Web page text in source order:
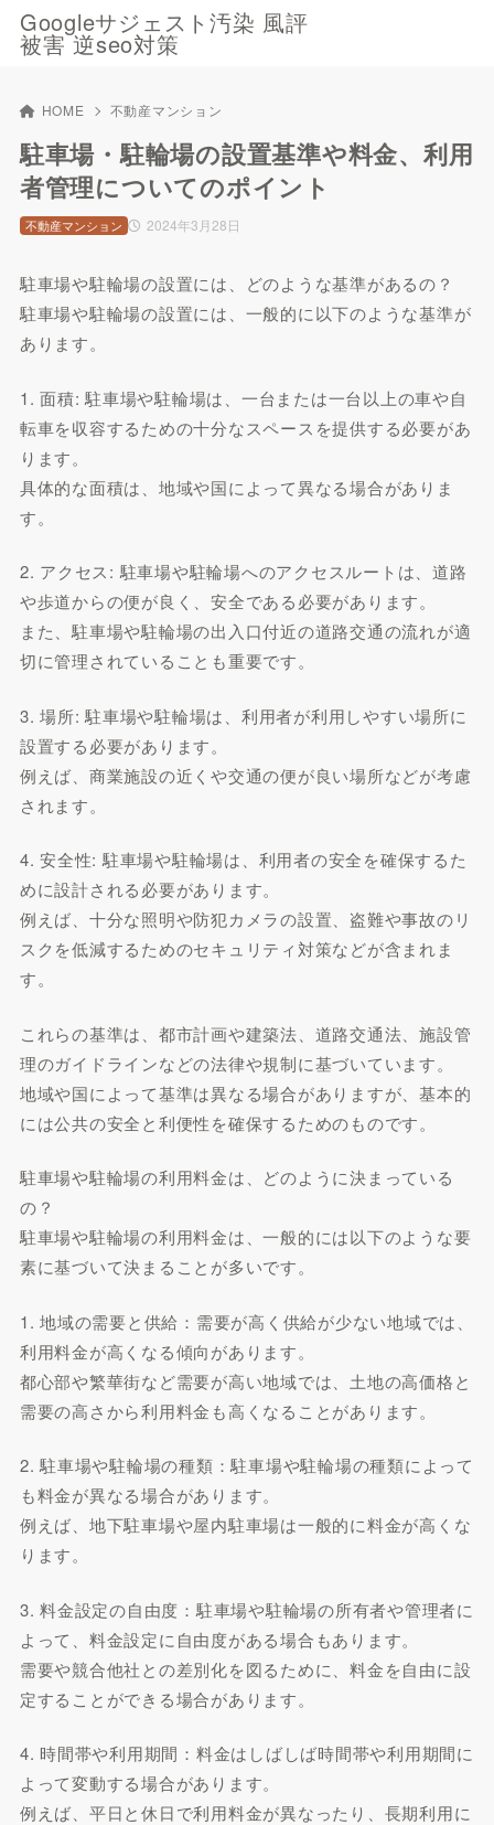
Googleサジェスト汚染 風評
被害 逆seo対策
HOME 不動産マンション
駐車場・駐輪場の設置基準や料金、利用
者管理についてのポイント
2024年3月28日
不動産マンション
駐車場や駐輪場の設置には、どのような基準があるの？
駐車場や駐輪場の設置には、一般的に以下のような基準が
あります。
1. 面積: 駐車場や駐輪場は、一台または一台以上の車や自
転車を収容するための十分なスペースを提供する必要があ
ります。
具体的な面積は、地域や国によって異なる場合がありま
す。
2. アクセス: 駐車場や駐輪場へのアクセスルートは、道路
や歩道からの便が良く、安全である必要があります。
また、駐車場や駐輪場の出入口付近の道路交通の流れが適
切に管理されていることも重要です。
3. 場所: 駐車場や駐輪場は、利用者が利用しやすい場所に
設置する必要があります。
例えば、商業施設の近くや交通の便が良い場所などが考慮
されます。
4. 安全性: 駐車場や駐輪場は、利用者の安全を確保するた
めに設計される必要があります。
例えば、十分な照明や防犯カメラの設置、盗難や事故のリ
スクを低減するためのセキュリティ対策などが含まれま
す。
これらの基準は、都市計画や建築法、道路交通法、施設管
理のガイドラインなどの法律や規制に基づいています。
地域や国によって基準は異なる場合がありますが、基本的
には公共の安全と利便性を確保するためのものです。
駐車場や駐輪場の利用料金は、どのように決まっている
の？
駐車場や駐輪場の利用料金は、一般的には以下のような要
素に基づいて決まることが多いです。
1. 地域の需要と供給：需要が高く供給が少ない地域では、
利用料金が高くなる傾向があります。
都心部や繁華街など需要が高い地域では、土地の高価格と
需要の高さから利用料金も高くなることがあります。
2. 駐車場や駐輪場の種類：駐車場や駐輪場の種類によって
も料金が異なる場合があります。
例えば、地下駐車場や屋内駐車場は一般的に料金が高くな
ります。
3. 料金設定の自由度：駐車場や駐輪場の所有者や管理者に
よって、料金設定に自由度がある場合もあります。
需要や競合他社との差別化を図るために、料金を自由に設
定することができる場合があります。
4. 時間帯や利用期間：料金はしばしば時間帯や利用期間に
よって変動する場合があります。
例えば、平日と休日で利用料金が異なったり、長期利用に